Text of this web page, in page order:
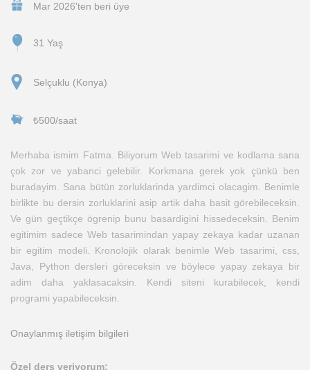
Mar 2026'ten beri üye
31 Yaş
Selçuklu (Konya)
₺500/saat
Merhaba ismim Fatma. Biliyorum Web tasarimi ve kodlama sana
çok zor ve yabanci gelebilir. Korkmana gerek yok çünkü ben
buradayim. Sana bütün zorluklarinda yardimci olacagim. Benimle
birlikte bu dersin zorluklarini asip artik daha basit görebileceksin.
Ve gün geçtikçe ögrenip bunu basardigini hissedeceksin. Benim
egitimim sadece Web tasarimindan yapay zekaya kadar uzanan
bir egitim modeli. Kronolojik olarak benimle Web tasarimi, css,
Java, Python dersleri göreceksin ve böylece yapay zekaya bir
adim daha yaklasacaksin. Kendi siteni kurabilecek, kendi
programi yapabileceksin.
Onaylanmış iletişim bilgileri
Özel ders veriyorum: